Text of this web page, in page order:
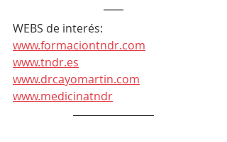
WEBS de interés:
www.formaciontndr.com
www.tndr.es
www.drcayomartin.com
www.medicinatndr